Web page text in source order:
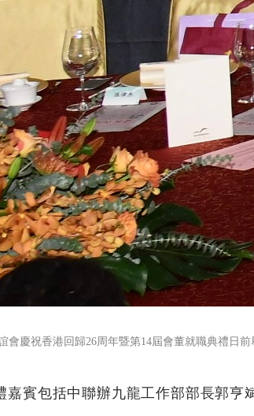
會慶祝香港回歸26周年暨第14屆會董就職典禮日前
賓包括中聯辦九龍工作部部長郭亨